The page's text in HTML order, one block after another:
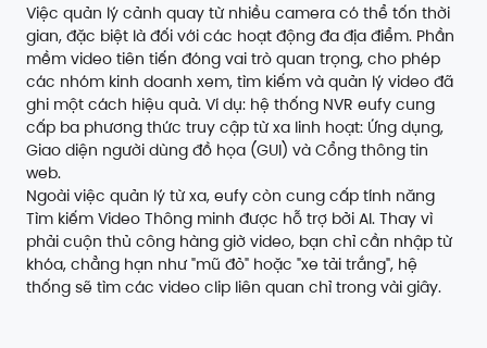
Việc quản lý cảnh quay từ nhiều camera có thể tốn thời
gian, đặc biệt là đối với các hoạt động đa địa điểm. Phần
mềm video tiên tiến đóng vai trò quan trọng, cho phép
các nhóm kinh doanh xem, tìm kiếm và quản lý video đã
ghi một cách hiệu quả. Ví dụ: hệ thống NVR eufy cung
cấp ba phương thức truy cập từ xa linh hoạt: Ứng dụng,
Giao diện người dùng đồ họa (GUI) và Cổng thông tin
web.
Ngoài việc quản lý từ xa, eufy còn cung cấp tính năng
Tìm kiếm Video Thông minh được hỗ trợ bởi AI. Thay vì
phải cuộn thủ công hàng giờ video, bạn chỉ cần nhập từ
khóa, chẳng hạn như "mũ đỏ" hoặc "xe tải trắng", hệ
thống sẽ tìm các video clip liên quan chỉ trong vài giây.